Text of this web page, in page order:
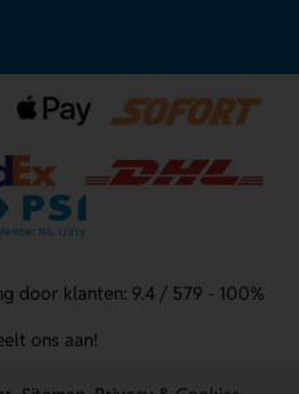
door klanten: 9.4 / 579 - 100%
ons aan!